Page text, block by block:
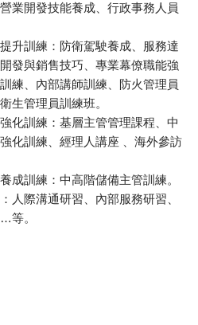
業開發技能養成、行政事務人員
升訓練：防衛駕駛養成、服務達
發與銷售技巧、專業幕僚職能強
練、內部講師訓練、防火管理員
生管理員訓練班。
化訓練：基層主管管理課程、中
化訓練、經理人講座 、海外參訪
成訓練：中高階儲備主管訓練。
人際溝通研習、內部服務研習、
等。